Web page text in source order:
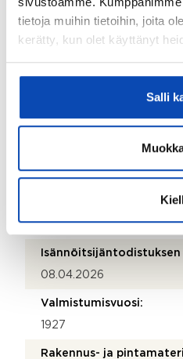
tietoja muihin tietoihin, joita
kerätty, kun olet käyttänyt
Salli
Isännöitsijän nimi:
Juha Lylynen
044 7634 188
Tehtaankatu 10
00140
Helsinki
Isännöitsijäntodistuksen
08.04.2026
Valmistumisvuosi:
1927
Rakennus- ja